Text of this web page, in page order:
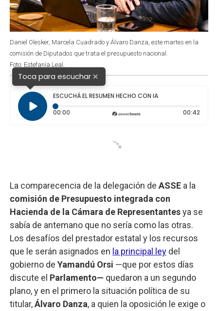
Daniel Olesker, Marcela Cuadrado y Álvaro Danza, este martes en la
comisión de Diputados que trata el presupuesto nacional.
Foto: Estefanía Leal.
Toca para escuchar×
ESCUCHÁ EL RESUMEN HECHO CON IA
00:00 Tiempo transcurrido: 0 segundos 00:42
La comparecencia de la delegación de ASSE a la
comisión de Presupuesto integrada con
Hacienda de la Cámara de Representantesya se
sabía de antemano que no sería como las otras.
Los desafíos del prestador estatal y los recursos
que le serán asignados en la principal ley del
gobierno de Yamandú Orsi —que por estos días
discute el Parlamento— quedaron a un segundo
plano, y en el primero la situación política de su
titular,Álvaro Danza, a quien la oposición le exige o